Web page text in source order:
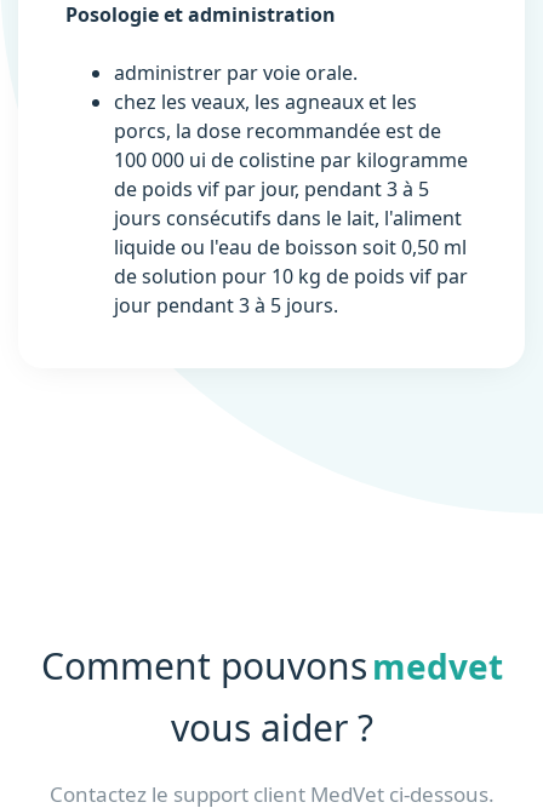
Posologie et administration
administrer par voie orale.
chez les veaux, les agneaux et les
porcs, la dose recommandée est de
100 000 ui de colistine par kilogramme
de poids vif par jour, pendant 3 à 5
jours consécutifs dans le lait, l'aliment
liquide ou l'eau de boisson soit 0,50 ml
de solution pour 10 kg de poids vif par
jour pendant 3 à 5 jours.
Comment pouvonsmedvet
vous aider ?
Contactez le support client MedVet ci-dessous.